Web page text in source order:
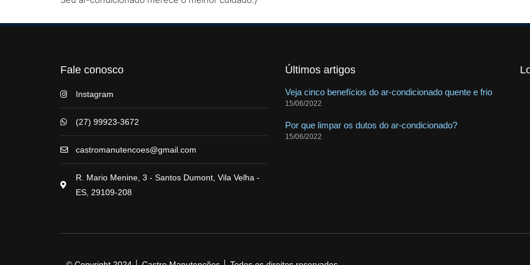
Fale conosco
Instagram
(27) 99923-3672
castromanutencoes@gmail.com
R. Mario Menine, 3 - Santos Dumont, Vila Velha -
ES, 29109-208
Últimos artigos
Veja cinco benefícios do ar-condicionado quente e frio
15/06/2022
Por que limpar os dutos do ar-condicionado?
15/06/2022